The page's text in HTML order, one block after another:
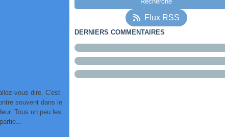
vous dire. C'est
souvent dans le
Tous un peu les
Flux RSS
DERNIERS COMMENTAIRES